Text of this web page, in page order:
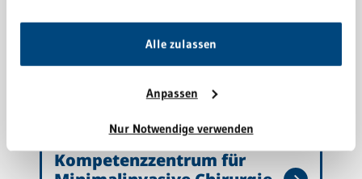
Alle zulassen
Anpassen
Nur Notwendige verwenden
Kompetenzzentrum für